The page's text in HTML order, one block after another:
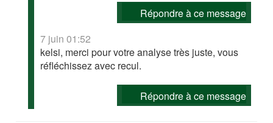
Répondre à ce message
7 juin 01:52
kelsi, merci pour votre analyse très juste, vous
réfléchissez avec recul.
Répondre à ce message